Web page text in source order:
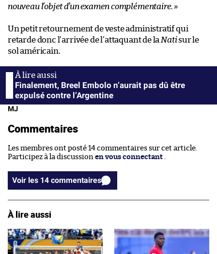
nouveau l’objet d’un examen complémentaire.»
Un petit retournement de veste administratif qui
retarde donc l’arrivée de l’attaquant de la Natisur le
sol américain.
Finalement, Breel Embolo n’aurait pas dû être
expulsé contre l’Argentine
MJ
Commentaires
Les membres ont posté 14 commentaires sur cet article.
Participez à la discussion en vous connectant
Voir les 14 commentaires
À lire aussi